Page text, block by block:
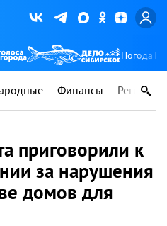
Погода
Финансы Регионы
приговорили к
за нарушения
домов для